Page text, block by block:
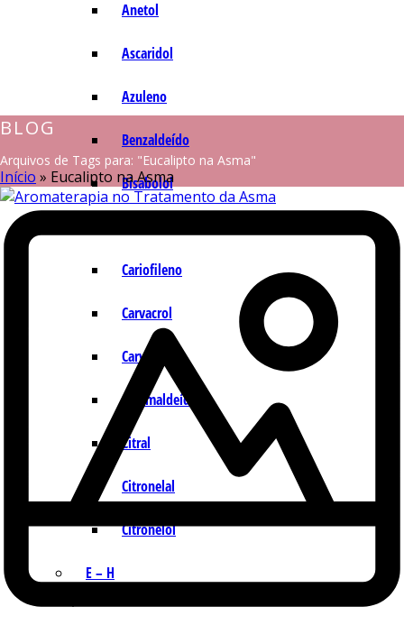
Anetol
Ascaridol
Azuleno
Benzaldeído
Bisabolol
Cariofileno
Carvacrol
Carvona
Cinamaldeído
Citral
Citronelal
Citronelol
E – H
BLOG
Arquivos de Tags para: "Eucalipto na Asma"
Início » Eucalipto na Asma